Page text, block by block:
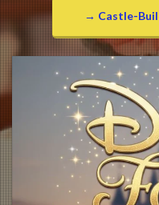
→ Castle-